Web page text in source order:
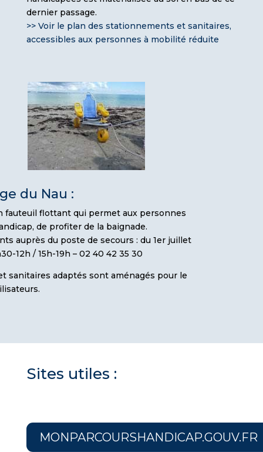
dernier passage.
>> Voir le plan des stationnements et sanitaires,
accessibles aux personnes à mobilité réduite
du Nau :
fauteuil flottant qui permet aux personnes
de profiter de la baignade.
auprès du poste de secours : du 1er juillet
12h / 15h-19h – 02 40 42 35 30
sanitaires adaptés sont aménagés pour le
Sites utiles :
MONPARCOURSHANDICAP.GOUV.FR